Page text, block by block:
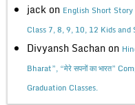
jack on English Short
Class 7, 8, 9, 10, 12 Kids and
Divyansh Sachan on
Bharat”, “मेरे सपनों का भारत”
Graduation Classes.